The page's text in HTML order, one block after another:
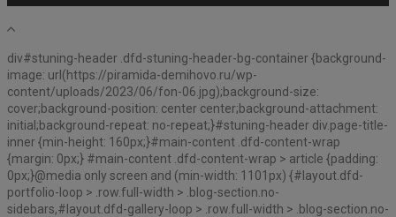
div#stuning-header .dfd-stuning-header-bg-container {background-
image: url(https://piramida-demihovo.ru/wp-
content/uploads/2023/06/fon-06.jpg);background-size:
cover;background-position: center center;background-attachment:
initial;background-repeat: no-repeat;}#stuning-header div.page-title-
inner {min-height: 160px;}#main-content .dfd-content-wrap
{margin: 0px;} #main-content .dfd-content-wrap > article {padding:
0px;}@media only screen and (min-width: 1101px) {#layout.dfd-
portfolio-loop > .row.full-width > .blog-section.no-
sidebars,#layout.dfd-gallery-loop > .row.full-width > .blog-section.no-